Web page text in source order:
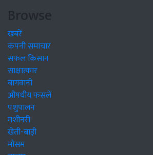
Browse
खबरें
कंपनी समाचार
सफल किसान
साक्षात्कार
बागवानी
औषधीय फसलें
पशुपालन
मशीनरी
खेती-बाड़ी
मौसम